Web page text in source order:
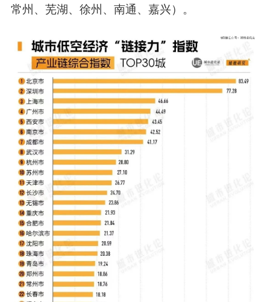
常州、芜湖、徐州、南通、嘉兴）。